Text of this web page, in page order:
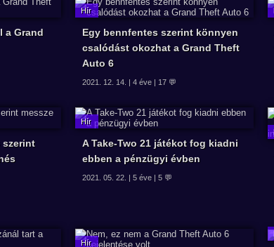
a Grand
Egy bennfentes szerint könnyen
csalódást okozhat a Grand Theft
Auto 6
2021. 12. 14. | 4 éve | 17 💬
szerint
A Take-Two 21 játékot fog kiadni
ebben a pénzügyi évben
2021. 05. 22. | 5 éve | 5 💬